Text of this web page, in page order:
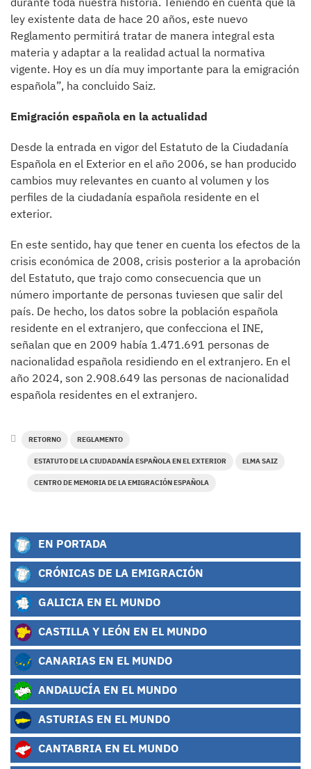
ley existente data de hace 20 años, este nuevo
Reglamento permitirá tratar de manera integral esta
materia y adaptar a la realidad actual la normativa
vigente. Hoy es un día muy importante para la emigración
española”, ha concluido Saiz.
Emigración española en la actualidad
Desde la entrada en vigor del Estatuto de la Ciudadanía
Española en el Exterior en el año 2006, se han producido
cambios muy relevantes en cuanto al volumen y los
perfiles de la ciudadanía española residente en el
exterior.
En este sentido, hay que tener en cuenta los efectos de la
crisis económica de 2008, crisis posterior a la aprobación
del Estatuto, que trajo como consecuencia que un
número importante de personas tuviesen que salir del
país. De hecho, los datos sobre la población española
residente en el extranjero, que confecciona el INE,
señalan que en 2009 había 1.471.691 personas de
nacionalidad española residiendo en el extranjero. En el
año 2024, son 2.908.649 las personas de nacionalidad
española residentes en el extranjero.
RETORNO REGLAMENTO
ESTATUTO DE LA CIUDADANÍA ESPAÑOLA EN EL EXTERIOR ELMA SAIZ
CENTRO DE MEMORIA DE LA EMIGRACIÓN ESPAÑOLA
EN PORTADA
CRÓNICAS DE LA EMIGRACIÓN
GALICIA EN EL MUNDO
CASTILLA Y LEÓN EN EL MUNDO
CANARIAS EN EL MUNDO
ANDALUCÍA EN EL MUNDO
ASTURIAS EN EL MUNDO
CANTABRIA EN EL MUNDO